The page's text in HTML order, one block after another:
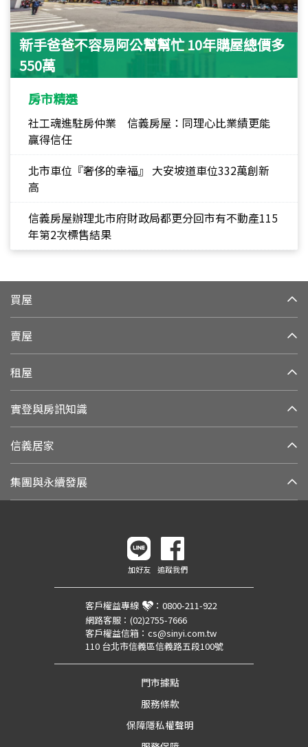
新手爸爸不容易阿公幫幫忙 10年購屋總價多
550萬
房市精選
社工魂進駐房仲業 信義房屋：同理心比業績更能
贏得信任
北市車位『奢侈的幸福』 大安坡道車位332萬創新
高
信義房屋辦理北市府財政局都更分回市有不動產115
年第2次標售結果
買屋
賣屋
租屋
實登與房訊知識
信義居家
集團與永續發展
加好友 追蹤我們
客戶權益專線 ： 0800-211-922
網路客服： (02)2755-7666
客戶權益信箱： cs@sinyi.com.tw
110 台北市信義區信義路五段100號
門市據點
服務條款
保障隱私權聲明